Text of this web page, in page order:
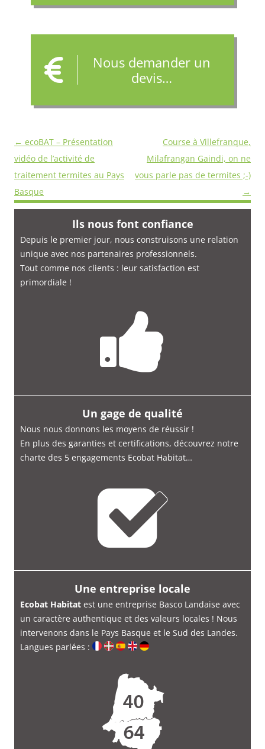
Nous demander un
devis…
Navigation
des
articles
Course à Villefranque,
Milafrangan Gaindi, on ne
vous parle pas de termites ;-)
→
← ecoBAT – Présentation
vidéo de l’activité de
traitement termites au Pays
Basque
Ils nous font confiance
Depuis le premier jour, nous construisons une relation
unique avec nos partenaires professionnels.
Tout comme nos clients : leur satisfaction est
primordiale !
Un gage de qualité
Nous nous donnons les moyens de réussir !
En plus des garanties et certifications, découvrez notre
charte des 5 engagements Ecobat Habitat…
Une entreprise locale
Ecobat Habitat est une entreprise Basco Landaise avec
un caractère authentique et des valeurs locales ! Nous
intervenons dans le Pays Basque et le Sud des Landes.
Langues parlées :